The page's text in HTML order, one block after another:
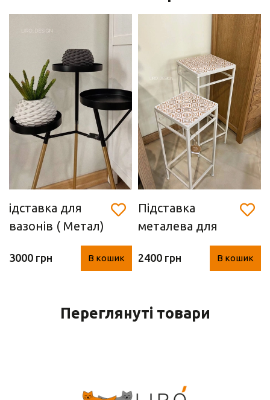
ідставка для
вазонів ( Метал)
3000 грн В кошик
Підставка
металева для
(28х28х70 см,
2400 грн В кошик
Переглянуті товари